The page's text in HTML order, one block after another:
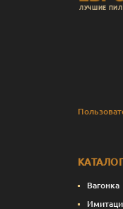
ЛУЧШИЕ
Вагонка